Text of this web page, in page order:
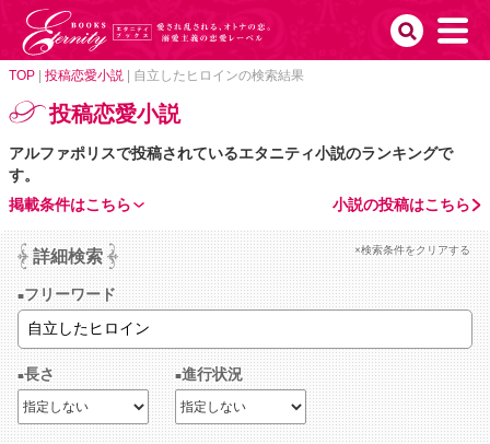
TOP 投稿恋愛小説 自立したヒロインの検索結果
投稿恋愛小説
アルファポリスで投稿されているエタニティ小説のランキングで
す。
小説の投稿はこちら
掲載条件はこちら
詳細検索 ×検索条件をクリアする
フリーワード
長さ 進行状況